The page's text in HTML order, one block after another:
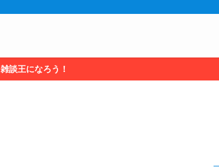
雑談王になろう！